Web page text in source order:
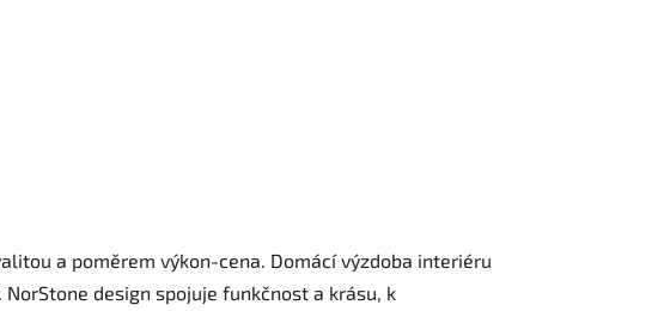
a poměrem výkon-cena. Domácí výzdoba interiéru
design spojuje funkčnost a krásu, k